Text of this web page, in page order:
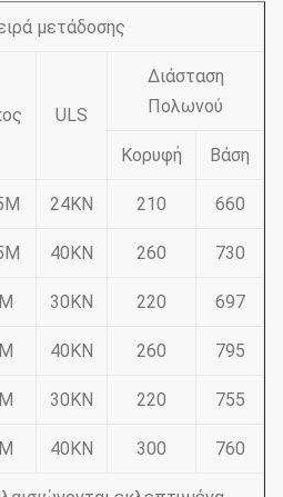
μετάδοσης
ULS
Διάσταση
Πολωνού
Κορυφή Βάση
24KN 210 660
40KN 260 730
30KN 220 697
40KN 260 795
30KN 220 755
40KN 300 760